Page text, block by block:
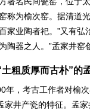
称为榆次窑。据清道
家业陶者祀。”又有弘
陶器之人。”孟家井窑
土粗质厚而古朴”的
年，考古工作者对榆
家井产瓷的特征。孟